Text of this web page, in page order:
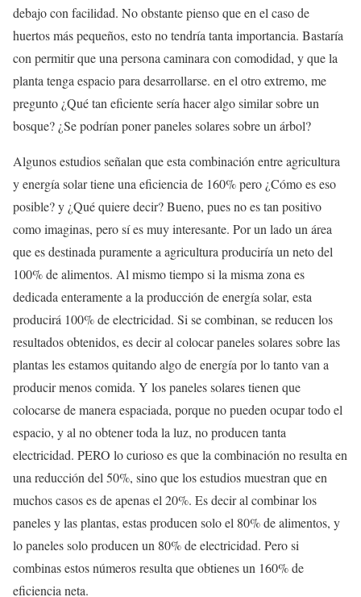
debajo con facilidad. No obstante pienso que en el caso de
huertos más pequeños, esto no tendría tanta importancia. Bastaría
con permitir que una persona caminara con comodidad, y que la
planta tenga espacio para desarrollarse. en el otro extremo, me
pregunto ¿Qué tan eficiente sería hacer algo similar sobre un
bosque? ¿Se podrían poner paneles solares sobre un árbol?
Algunos estudios señalan que esta combinación entre agricultura
y energía solar tiene una eficiencia de 160% pero ¿Cómo es eso
posible? y ¿Qué quiere decir? Bueno, pues no es tan positivo
como imaginas, pero sí es muy interesante. Por un lado un área
que es destinada puramente a agricultura produciría un neto del
100% de alimentos. Al mismo tiempo si la misma zona es
dedicada enteramente a la producción de energía solar, esta
producirá 100% de electricidad. Si se combinan, se reducen los
resultados obtenidos, es decir al colocar paneles solares sobre las
plantas les estamos quitando algo de energía por lo tanto van a
producir menos comida. Y los paneles solares tienen que
colocarse de manera espaciada, porque no pueden ocupar todo el
espacio, y al no obtener toda la luz, no producen tanta
electricidad. PERO lo curioso es que la combinación no resulta en
una reducción del 50%, sino que los estudios muestran que en
muchos casos es de apenas el 20%. Es decir al combinar los
paneles y las plantas, estas producen solo el 80% de alimentos, y
lo paneles solo producen un 80% de electricidad. Pero si
combinas estos números resulta que obtienes un 160% de
eficiencia neta.